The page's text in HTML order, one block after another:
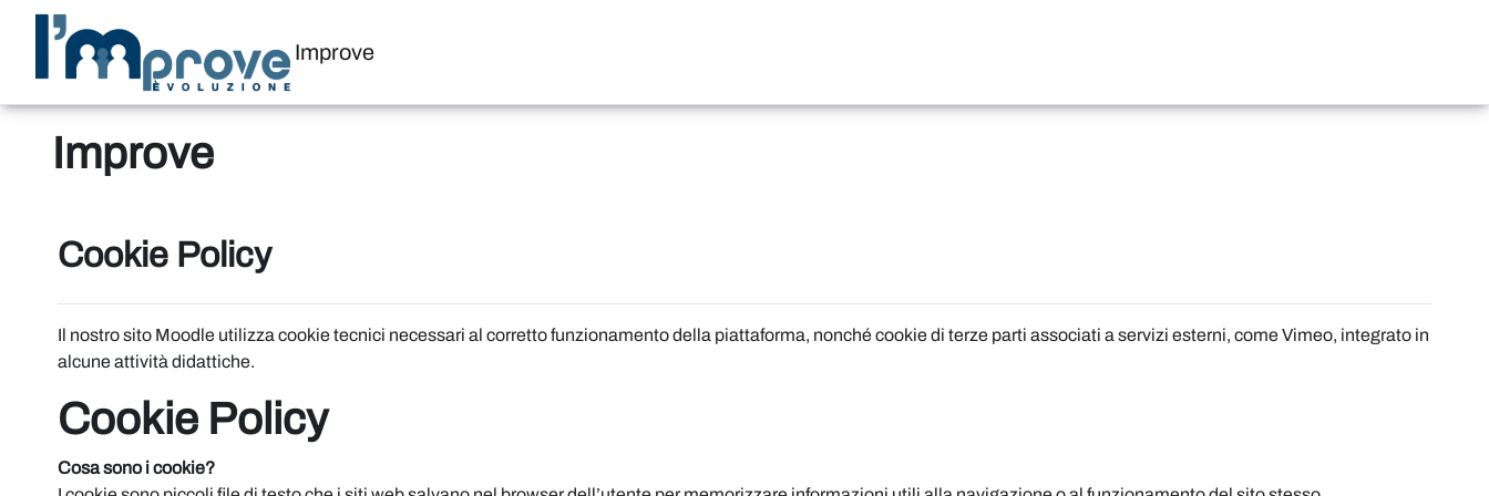
Vai al contenuto principale
Improve
Improve
Cookie Policy
Il nostro sito Moodle utilizza cookie tecnici necessari al corretto funzionamento della piattaforma, nonché cookie di terze parti associati a servizi esterni, come Vimeo, integrato in
alcune attività didattiche.
Cookie Policy
Cosa sono i cookie?